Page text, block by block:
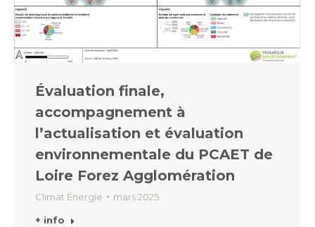
Évaluation finale,
accompagnement à
l’actualisation et évaluation
environnementale du PCAET de
Loire Forez Agglomération
Climat Énergie mars 2025
+ info